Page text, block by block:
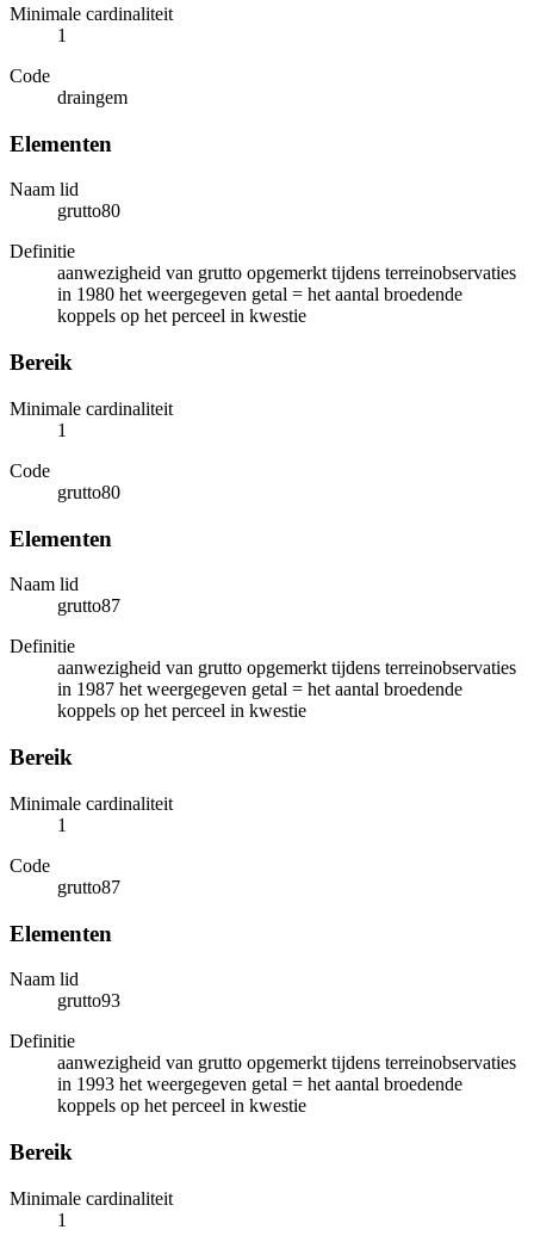
Minimale cardinaliteit
1
Code
draingem
Elementen
Naam lid
grutto80
Definitie
aanwezigheid van grutto opgemerkt tijdens terreinobservaties
in 1980 het weergegeven getal = het aantal broedende
koppels op het perceel in kwestie
Bereik
Minimale cardinaliteit
1
Code
grutto80
Elementen
Naam lid
grutto87
Definitie
aanwezigheid van grutto opgemerkt tijdens terreinobservaties
in 1987 het weergegeven getal = het aantal broedende
koppels op het perceel in kwestie
Bereik
Minimale cardinaliteit
1
Code
grutto87
Elementen
Naam lid
grutto93
Definitie
aanwezigheid van grutto opgemerkt tijdens terreinobservaties
in 1993 het weergegeven getal = het aantal broedende
koppels op het perceel in kwestie
Bereik
Minimale cardinaliteit
1